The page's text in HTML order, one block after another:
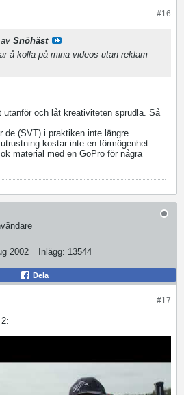
#16
Snöhäst
å kolla på mina videos utan reklam
utanför och låt kreativiteten sprudla. Så
de (SVT) i praktiken inte längre.
kostar inte en förmögenhet
material med en GoPro för några
2002 Inlägg: 13544
Dela
#17